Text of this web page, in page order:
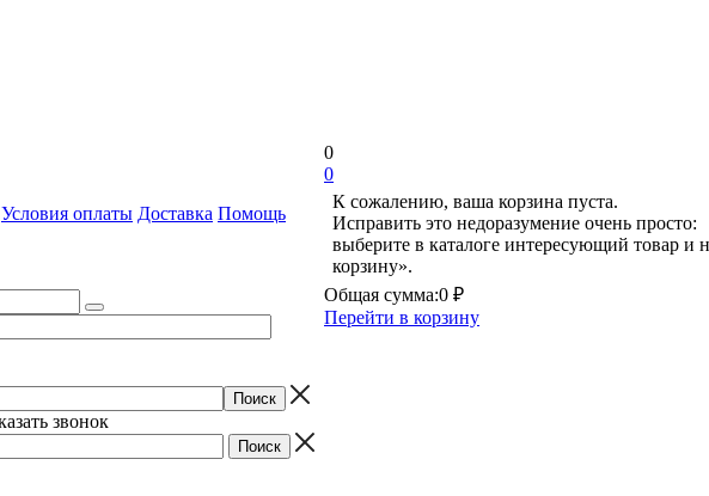
Условия оплаты Доставка Помощь
звонок
0
0
К сожалению, ваша корзина пуста.
Исправить это недоразумение очень просто:
выберите в каталоге интересующий товар и
корзину».
Общая сумма:0 ₽
Перейти в корзину